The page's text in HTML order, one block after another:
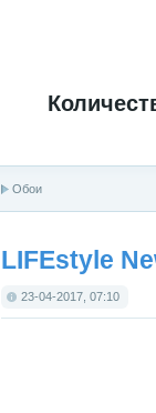
Обои
LIFEstyle
23-04-2017, 07:10